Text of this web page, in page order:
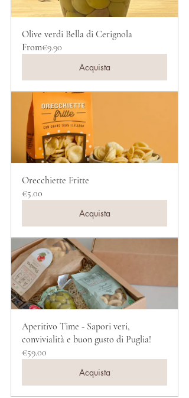
Olive verdi Bella di Cerignola
From€9.90
Acquista
Orecchiette Fritte
€5.00
Acquista
Aperitivo Time - Sapori veri,
convivialità e buon gusto di Puglia!
€59.00
Acquista